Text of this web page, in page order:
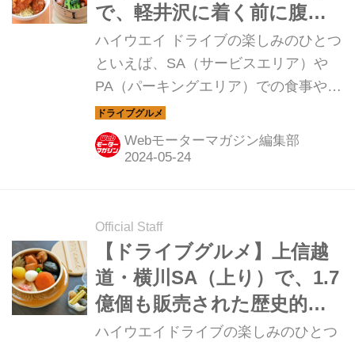
で、軽井沢に着く前に腹ご
しらえをしておこう！
ハイウエイ ドライブの楽しみのひとつ
といえば、SA（サービスエリア）や
PA（パーキングエリア）での食事やお
みやげ。今回は上信越自動車道・横川
SA（下り）のグルメを紹介しよう。
Webモーターマガジン編集部
Official Staff
【ドライブグルメ】上信越
道・横川SA（上り）で、1.7
億個も販売された歴史的な
駅弁をテイクアウト
ハイウエイドライブの楽しみのひとつ